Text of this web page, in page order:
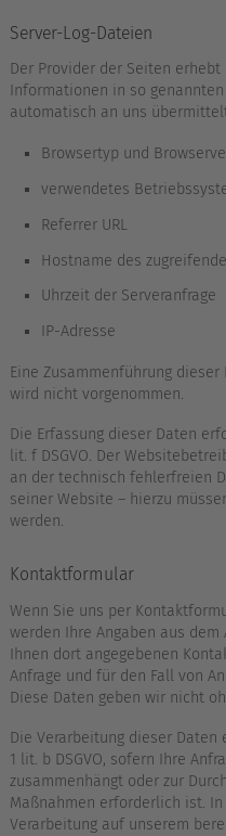
Server-Log-Dateien
Der Provider der Seiten
Informationen in so
automatisch an uns
Browsertyp und
verwendetes
Referrer URL
Hostname des
Uhrzeit der Serveranfrage
IP-Adresse
Eine Zusammenführung
wird nicht vorgenommen.
Die Erfassung dieser Daten
lit. f DSGVO. Der
an der technisch fehlerfreien
seiner Website – hierzu
werden.
Kontaktformular
Wenn Sie uns per
werden Ihre Angaben aus
Ihnen dort angegebenen
Anfrage und für den Fall von
Diese Daten geben wir nicht
Die Verarbeitung dieser Daten
1 lit. b DSGVO, sofern Ihre
zusammenhängt oder zur
Maßnahmen erforderlich ist.
Verarbeitung auf unserem